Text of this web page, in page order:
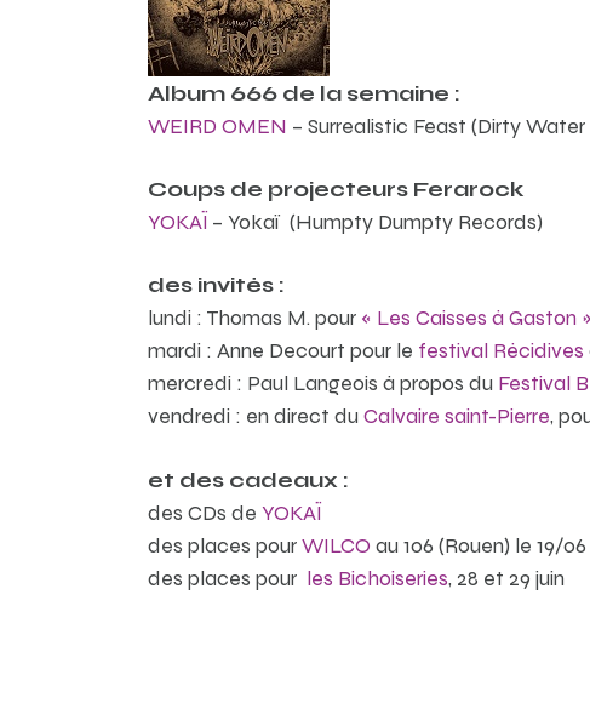
Album 666 de la semaine :
WEIRD OMEN – Surrealistic Feast (Dirty
Coups de projecteurs Ferarock
YOKAÏ – Yokaï (Humpty Dumpty Records)
des invités :
lundi : Thomas M. pour « Les Caisses à Gaston »
mardi : Anne Decourt pour le festival Récidives
mercredi : Paul Langeois à propos du Festival
vendredi : en direct du Calvaire saint-Pierre,
et des cadeaux :
des CDs de YOKAÏ
des places pourWILCO au 106 (Rouen) le 19/06
des places pour les Bichoiseries, 28 et 29 juin